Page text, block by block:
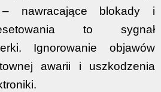
nawracające blokady i
to sygnał
Ignorowanie objawów
awarii i uszkodzenia